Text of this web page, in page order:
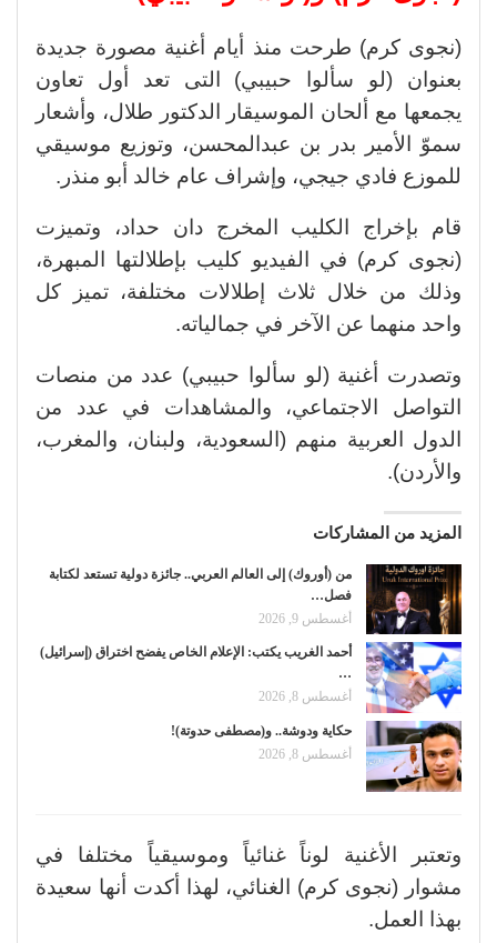
(نجوى كرم) طرحت منذ أيام أغنية مصورة جديدة
بعنوان (لو سألوا حبيبي) التى تعد أول تعاون
يجمعها مع ألحان الموسيقار الدكتور طلال، وأشعار
سموّ الأمير بدر بن عبدالمحسن، وتوزيع موسيقي
للموزع فادي جيجي، وإشراف عام خالد أبو منذر.
قام بإخراج الكليب المخرج دان حداد، وتميزت
(نجوى كرم) في الفيديو كليب بإطلالتها المبهرة،
وذلك من خلال ثلاث إطلالات مختلفة، تميز كل
واحد منهما عن الآخر في جمالياته.
وتصدرت أغنية (لو سألوا حبيبي) عدد من منصات
التواصل الاجتماعي، والمشاهدات في عدد من
الدول العربية منهم (السعودية، ولبنان، والمغرب،
والأردن).
المزيد من المشاركات
من (أوروك) إلى العالم العربي.. جائزة دولية تستعد لكتابة
فصل…
أغسطس 9, 2026
أحمد الغريب يكتب: الإعلام الخاص يفضح اختراق (إسرائيل)
…
أغسطس 8, 2026
حكاية ودوشة.. و(مصطفى حدوتة)!
أغسطس 8, 2026
وتعتبر الأغنية لوناً غنائياً وموسيقياً مختلفا في
مشوار (نجوى كرم) الغنائي، لهذا أكدت أنها سعيدة
بهذا العمل.